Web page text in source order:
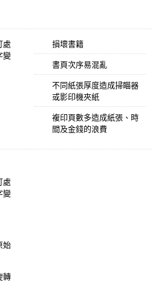
處
變
損壞書籍
書頁次序易混亂
不同紙張厚度造成掃瞄器
或影印機夾紙
複印頁數多造成紙張、時
間及金錢的浪費
處
變
始
轉